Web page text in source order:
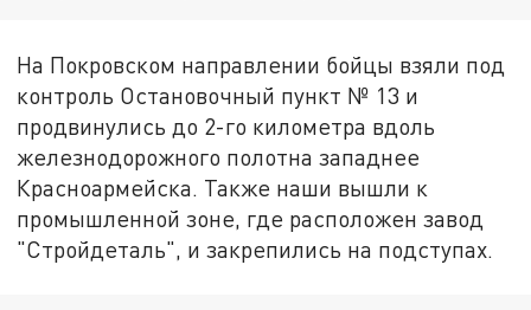
На Покровском направлении бойцы взяли под
контроль Остановочный пункт № 13 и
продвинулись до 2-го километра вдоль
железнодорожного полотна западнее
Красноармейска. Также наши вышли к
промышленной зоне, где расположен завод
"Стройдеталь", и закрепились на подступах.